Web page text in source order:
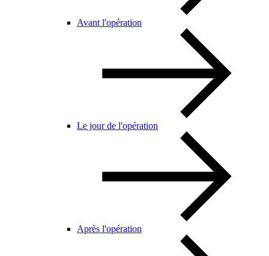
Avant l'opération
Le jour de l'opération
Après l'opération